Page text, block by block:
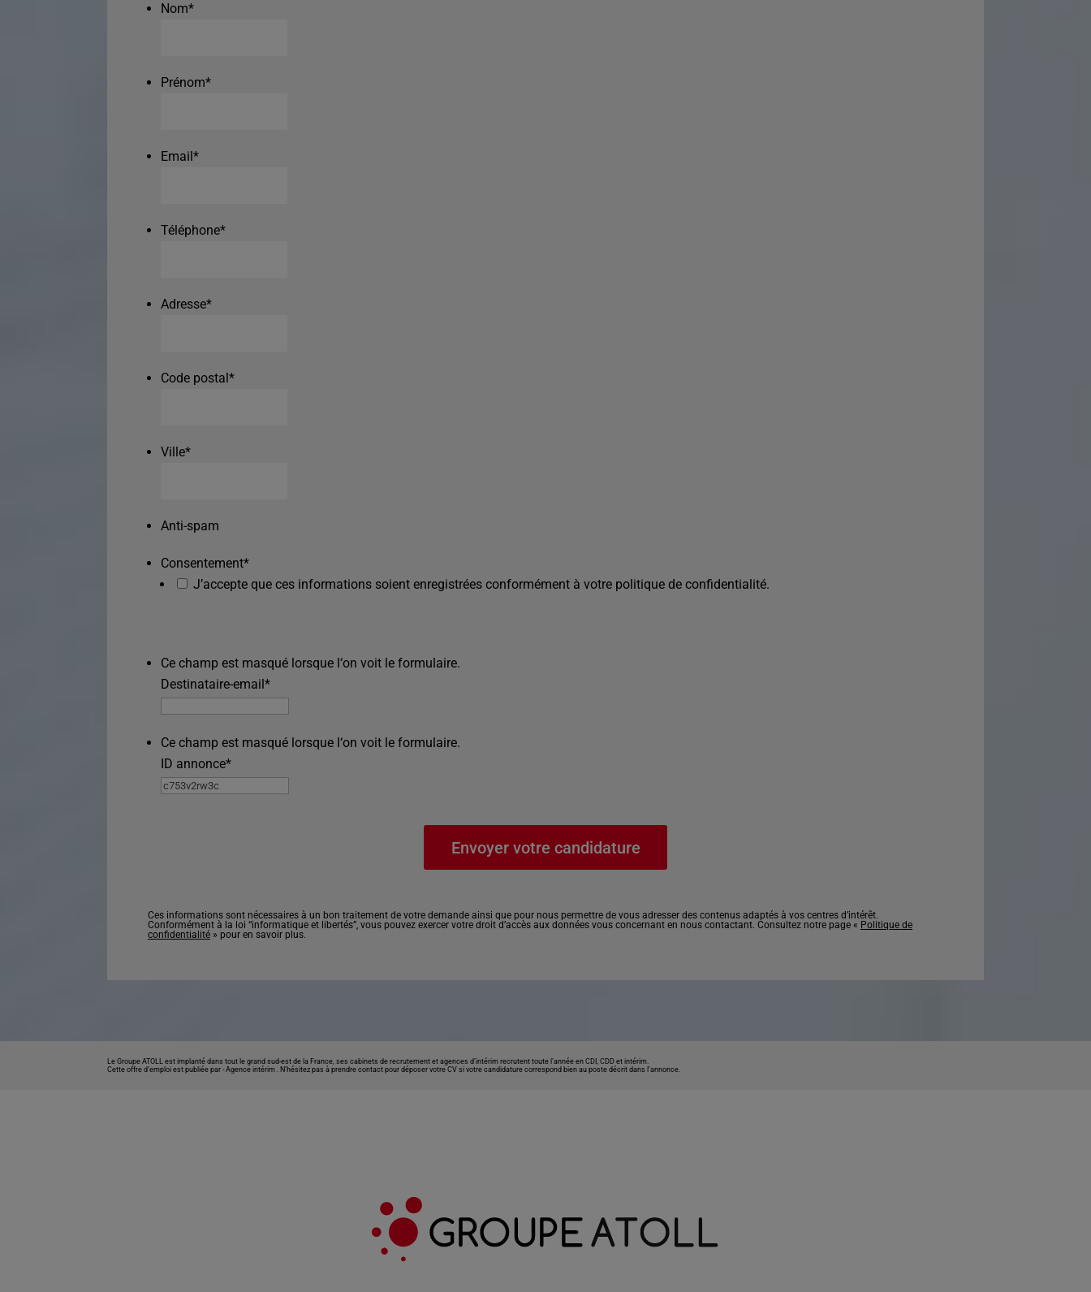
Nom*
Prénom*
Email*
Téléphone*
Adresse*
Code postal*
Ville*
Anti-spam
Consentement*
J’accepte que ces informations soient enregistrées conformément à votre politique de confidentialité.
Ce champ est masqué lorsque l‘on voit le formulaire.
Destinataire-email*
Ce champ est masqué lorsque l‘on voit le formulaire.
ID annonce*
Ces informations sont nécessaires à un bon traitement de votre demande ainsi que pour nous permettre de vous adresser des contenus adaptés à vos centres d’intérêt.
Conformément à la loi “informatique et libertés”, vous pouvez exercer votre droit d’accès aux données vous concernant en nous contactant. Consultez notre page « Politique de
confidentialité » pour en savoir plus.
Le Groupe ATOLL est implanté dans tout le grand sud-est de la France, ses cabinets de recrutement et agences d’intérim recrutent toute l’année en CDI, CDD et intérim.
Cette offre d’emploi est publiée par -Agence intérim . N’hésitez pas à prendre contact pour déposer votre CV si votre candidature correspond bien au poste décrit dans l'annonce.